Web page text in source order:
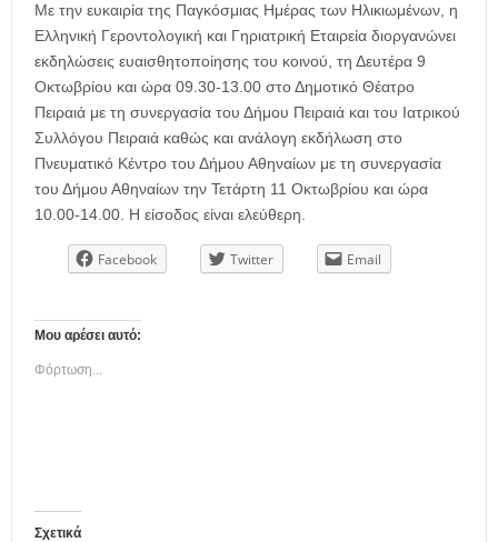
Με την ευκαιρία της Παγκόσμιας Ημέρας των Ηλικιωμένων, η
Ελληνική Γεροντολογική και Γηριατρική Εταιρεία διοργανώνει
εκδηλώσεις ευαισθητοποίησης του κοινού, τη Δευτέρα 9
Οκτωβρίου και ώρα 09.30-13.00 στο Δημοτικό Θέατρο
Πειραιά με τη συνεργασία του Δήμου Πειραιά και του Ιατρικού
Συλλόγου Πειραιά καθώς και ανάλογη εκδήλωση στο
Πνευματικό Κέντρο του Δήμου Αθηναίων με τη συνεργασία
του Δήμου Αθηναίων την Τετάρτη 11 Οκτωβρίου και ώρα
10.00-14.00. Η είσοδος είναι ελεύθερη.
Facebook Twitter Email
Μου αρέσει αυτό:
Φόρτωση...
Σχετικά